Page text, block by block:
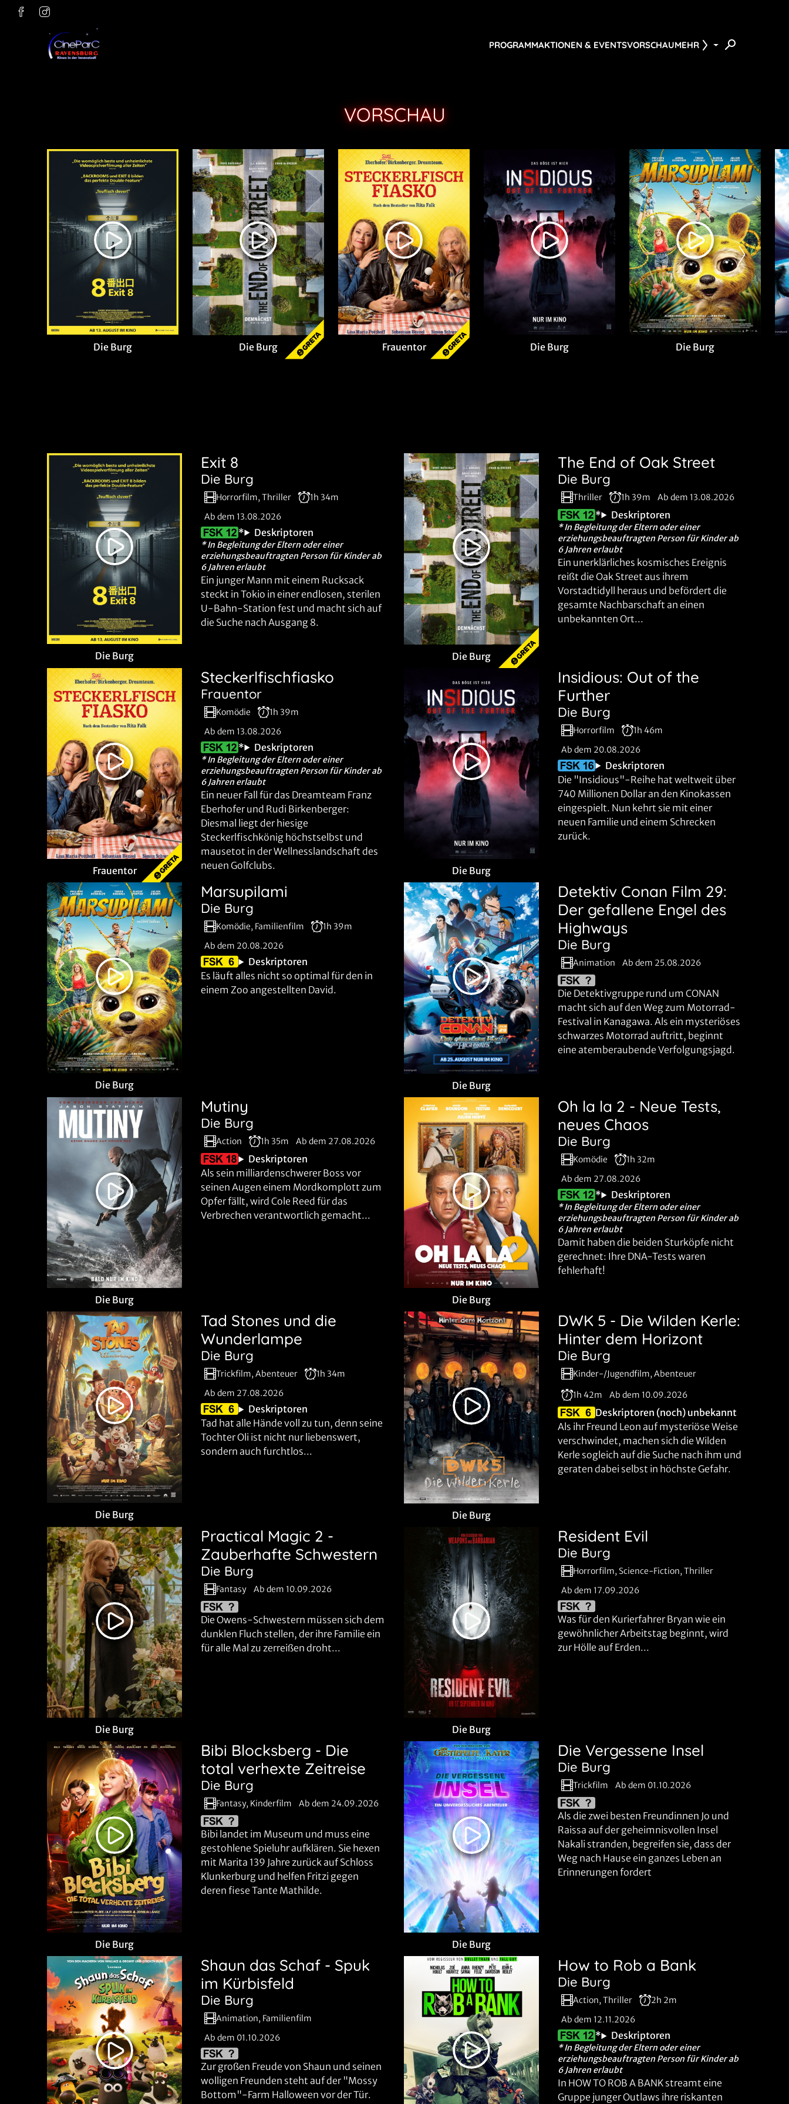
PROGRAMMAKTIONEN & EVENTSVORSCHAUMEHR
VORSCHAU
Die Burg Die Burg Frauentor Die Burg Die Burg
Die Burg
Exit 8
Die Burg
Horrorfilm, Thriller
1h 34m
Ab dem 13.08.2026
* Deskriptoren
* In Begleitung der Eltern oder einer
erziehungsbeauftragten Person für Kinder ab
6 Jahren erlaubt
Ein junger Mann mit einem Rucksack
steckt in Tokio in einer endlosen, sterilen
U-Bahn-Station fest und macht sich auf
die Suche nach Ausgang 8.
Die Burg
The End of Oak Street
Die Burg
Thriller 1h 39m Ab dem 13.08.2026
* Deskriptoren
* In Begleitung der Eltern oder einer
erziehungsbeauftragten Person für Kinder ab
6 Jahren erlaubt
Ein unerklärliches kosmisches Ereignis
reißt die Oak Street aus ihrem
Vorstadtidyll heraus und befördert die
gesamte Nachbarschaft an einen
unbekannten Ort...
Frauentor
Steckerlfischfiasko
Frauentor
Komödie
1h 39m
Ab dem 13.08.2026
* Deskriptoren
* In Begleitung der Eltern oder einer
erziehungsbeauftragten Person für Kinder ab
6 Jahren erlaubt
Ein neuer Fall für das Dreamteam Franz
Eberhofer und Rudi Birkenberger:
Diesmal liegt der hiesige
Steckerlfischkönig höchstselbst und
mausetot in der Wellnesslandschaft des
neuen Golfclubs.
Die Burg
Insidious: Out of the
Further
Die Burg
Horrorfilm
1h 46m
Ab dem 20.08.2026
Deskriptoren
Die "Insidious"-Reihe hat weltweit über
740 Millionen Dollar an den Kinokassen
eingespielt. Nun kehrt sie mit einer
neuen Familie und einem Schrecken
zurück.
Die Burg
Marsupilami
Die Burg
Komödie, Familienfilm
1h 39m
Ab dem 20.08.2026
Deskriptoren
Es läuft alles nicht so optimal für den in
einem Zoo angestellten David.
Die Burg
Detektiv Conan Film 29:
Der gefallene Engel des
Highways
Die Burg
Animation Ab dem 25.08.2026
Die Detektivgruppe rund um CONAN
macht sich auf den Weg zum Motorrad-
Festival in Kanagawa. Als ein mysteriöses
schwarzes Motorrad auftritt, beginnt
eine atemberaubende Verfolgungsjagd.
Die Burg
Mutiny
Die Burg
Action 1h 35m Ab dem 27.08.2026
Deskriptoren
Als sein milliardenschwerer Boss vor
seinen Augen einem Mordkomplott zum
Opfer fällt, wird Cole Reed für das
Verbrechen verantwortlich gemacht...
Die Burg
Oh la la 2 - Neue Tests,
neues Chaos
Die Burg
Komödie
1h 32m
Ab dem 27.08.2026
* Deskriptoren
* In Begleitung der Eltern oder einer
erziehungsbeauftragten Person für Kinder ab
6 Jahren erlaubt
Damit haben die beiden Sturköpfe nicht
gerechnet: Ihre DNA-Tests waren
fehlerhaft!
Die Burg
Tad Stones und die
Wunderlampe
Die Burg
Trickfilm, Abenteuer
1h 34m
Ab dem 27.08.2026
Deskriptoren
Tad hat alle Hände voll zu tun, denn seine
Tochter Oli ist nicht nur liebenswert,
sondern auch furchtlos...
Die Burg
DWK 5 - Die Wilden Kerle:
Hinter dem Horizont
Die Burg
Kinder-/Jugendfilm, Abenteuer
1h 42m
Ab dem 10.09.2026
Deskriptoren (noch) unbekannt
Als ihr Freund Leon auf mysteriöse Weise
verschwindet, machen sich die Wilden
Kerle sogleich auf die Suche nach ihm und
geraten dabei selbst in höchste Gefahr.
Die Burg
Practical Magic 2 -
Zauberhafte Schwestern
Die Burg
Fantasy Ab dem 10.09.2026
Die Owens-Schwestern müssen sich dem
dunklen Fluch stellen, der ihre Familie ein
für alle Mal zu zerreißen droht...
Die Burg
Resident Evil
Die Burg
Horrorfilm, Science-Fiction, Thriller
Ab dem 17.09.2026
Was für den Kurierfahrer Bryan wie ein
gewöhnlicher Arbeitstag beginnt, wird
zur Hölle auf Erden...
Die Burg
Bibi Blocksberg - Die
total verhexte Zeitreise
Die Burg
Fantasy, Kinderfilm Ab dem 24.09.2026
Bibi landet im Museum und muss eine
gestohlene Spieluhr aufklären. Sie hexen
mit Marita 139 Jahre zurück auf Schloss
Klunkerburg und helfen Fritzi gegen
deren fiese Tante Mathilde.
Die Burg
Die Vergessene Insel
Die Burg
Trickfilm Ab dem 01.10.2026
Als die zwei besten Freundinnen Jo und
Raissa auf der geheimnisvollen Insel
Nakali stranden, begreifen sie, dass der
Weg nach Hause ein ganzes Leben an
Erinnerungen fordert
Shaun das Schaf - Spuk
im Kürbisfeld
Die Burg
Animation, Familienfilm
Ab dem 01.10.2026
Zur großen Freude von Shaun und seinen
wolligen Freunden steht auf der "Mossy
Bottom"-Farm Halloween vor der Tür.
How to Rob a Bank
Die Burg
Action, Thriller
2h 2m
Ab dem 12.11.2026
* Deskriptoren
* In Begleitung der Eltern oder einer
erziehungsbeauftragten Person für Kinder ab
6 Jahren erlaubt
In HOW TO ROB A BANK streamt eine
Gruppe junger Outlaws ihre riskanten